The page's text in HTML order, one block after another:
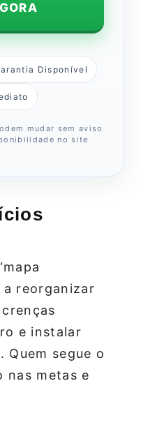
Disponível
mudar sem aviso
no site
a reorganizar
e instalar
Quem segue o
nas metas e